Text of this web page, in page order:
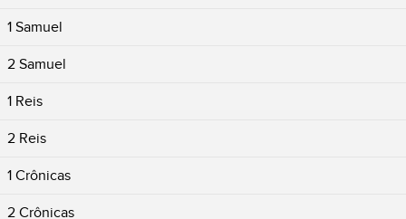
1 Samuel
2 Samuel
1 Reis
2 Reis
1 Crônicas
2 Crônicas